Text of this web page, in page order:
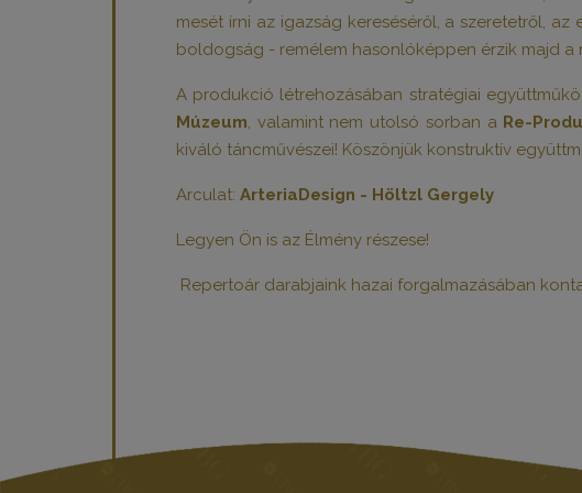
mesét írni az igazság kereséséről, a szeretetről,
boldogság - remélem hasonlóképpen érzik majd a
A produkció létrehozásában stratégiai
Múzeum , valamint nem utolsó sorban a Re-
kiváló táncművészei! Köszönjük konstruktív
Arculat: ArteriaDesign - Höltzl Gergely
Legyen Ön is az Élmény részese!
Repertoár darabjaink hazai forgalmazásában